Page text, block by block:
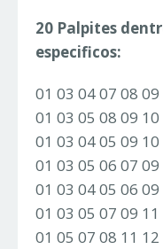
20 Palpites
especificos:
01 03 04 07 08
01 03 05 08 09
01 03 04 05 09
01 03 05 06 07
01 03 04 05 06
01 03 05 07 09
01 05 07 08 11